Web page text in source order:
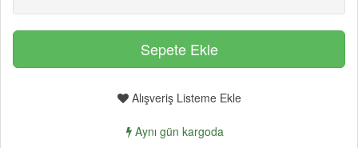
Alışveriş Listeme Ekle
Aynı gün kargoda